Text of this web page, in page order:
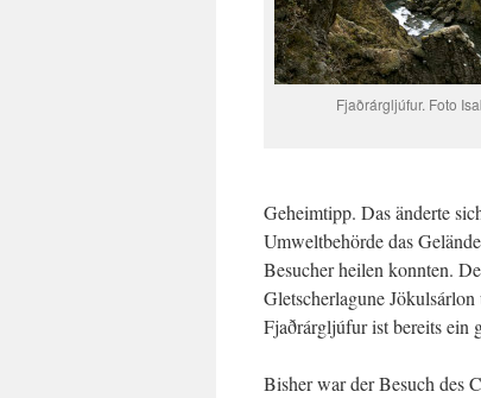
Fjaðrárgljúfur. Foto
Geheimtipp. Das änderte
Umweltbehörde das
Besucher heilen konnten.
Gletscherlagune
Fjaðrárgljúfur ist bereits ein
Bisher war der Besuch des